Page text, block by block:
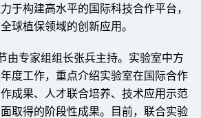
于构建高水平的国际科技合作平台，
球植保领域的创新应用。
由专家组组长张兵主持。实验室中方
度工作，重点介绍实验室在国际合作
成果、人才联合培养、技术应用示范
取得的阶段性成果。目前，联合实验